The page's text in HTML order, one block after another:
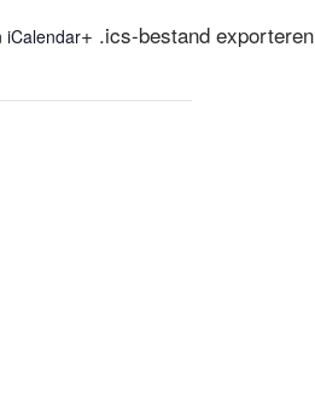
iCalendar+ .ics-bestand exporteren